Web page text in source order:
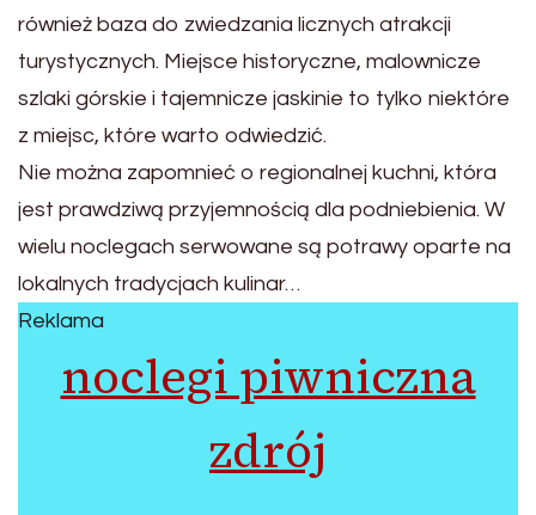
również baza do zwiedzania licznych atrakcji
turystycznych. Miejsce historyczne, malownicze
szlaki górskie i tajemnicze jaskinie to tylko niektóre
z miejsc, które warto odwiedzić.
Nie można zapomnieć o regionalnej kuchni, która
jest prawdziwą przyjemnością dla podniebienia. W
wielu noclegach serwowane są potrawy oparte na
lokalnych tradycjach kulinar…
Reklama
noclegi piwniczna
zdrój